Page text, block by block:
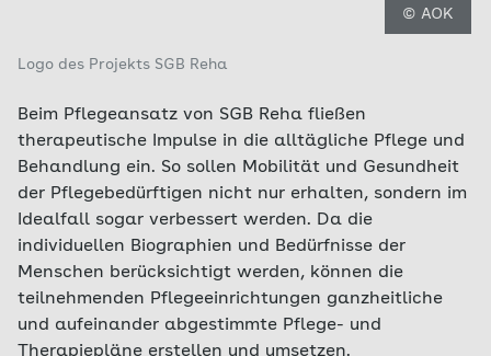
© AOK
Logo des Projekts SGB Reha
Beim Pflegeansatz von SGB Reha fließen
therapeutische Impulse in die alltägliche Pflege und
Behandlung ein. So sollen Mobilität und Gesundheit
der Pflegebedürftigen nicht nur erhalten, sondern im
Idealfall sogar verbessert werden. Da die
individuellen Biographien und Bedürfnisse der
Menschen berücksichtigt werden, können die
teilnehmenden Pflegeeinrichtungen ganzheitliche
und aufeinander abgestimmte Pflege- und
Therapiepläne erstellen und umsetzen.